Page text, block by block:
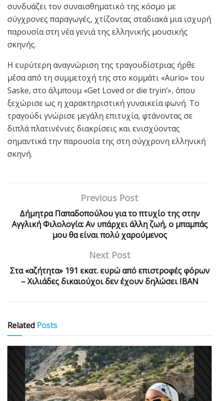
συνδυάζει τον συναισθηματικό της κόσμο με
σύγχρονες παραγωγές, χτίζοντας σταδιακά μια ισχυρή
παρουσία στη νέα γενιά της ελληνικής μουσικής
σκηνής.
Η ευρύτερη αναγνώριση της τραγουδίστριας ήρθε
μέσα από τη συμμετοχή της στο κομμάτι «Aurio» του
Saske, στο άλμπουμ «Get Loved or die tryin’», όπου
ξεχώρισε ως η χαρακτηριστική γυναικεία φωνή. Το
τραγούδι γνώρισε μεγάλη επιτυχία, φτάνοντας σε
διπλά πλατινένιες διακρίσεις και ενισχύοντας
σημαντικά την παρουσία της στη σύγχρονη ελληνική
σκηνή.
Previous Post
Δήμητρα Παπαδοπούλου για το πτυχίο της στην
Αγγλική Φιλολογία: Αν υπάρχει άλλη ζωή, ο μπαμπάς
μου θα είναι πολύ χαρούμενος
Next Post
Στα «αζήτητα» 191 εκατ. ευρώ από επιστροφές φόρων
– Χιλιάδες δικαιούχοι δεν έχουν δηλώσει IBAN
Related Posts